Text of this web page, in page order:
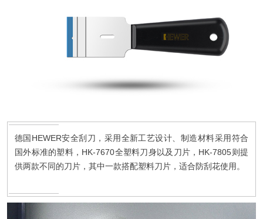
德国HEWER安全刮刀，采用全新工艺设计、制造材料采用符合
国外标准的塑料，HK-7670全塑料刀身以及刀片，HK-7805则提
供两款不同的刀片，其中一款搭配塑料刀片，适合防刮花使用。